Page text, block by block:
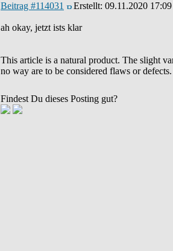
Beitrag #114031 Erstellt: 09.11.2020 17:09
ah okay, jetzt ists klar
This article is a natural product. The slight
no way are to be considered flaws or defects.
Findest Du dieses Posting gut?